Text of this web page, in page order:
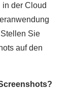
der Cloud
Sie
auf den